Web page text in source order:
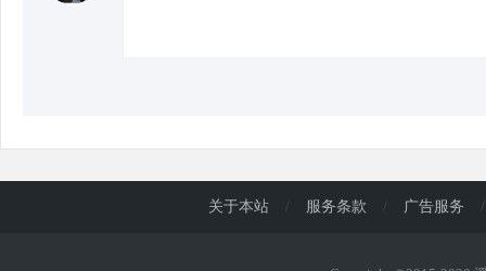
关于本站 / 服务条款 / 广告服务 /